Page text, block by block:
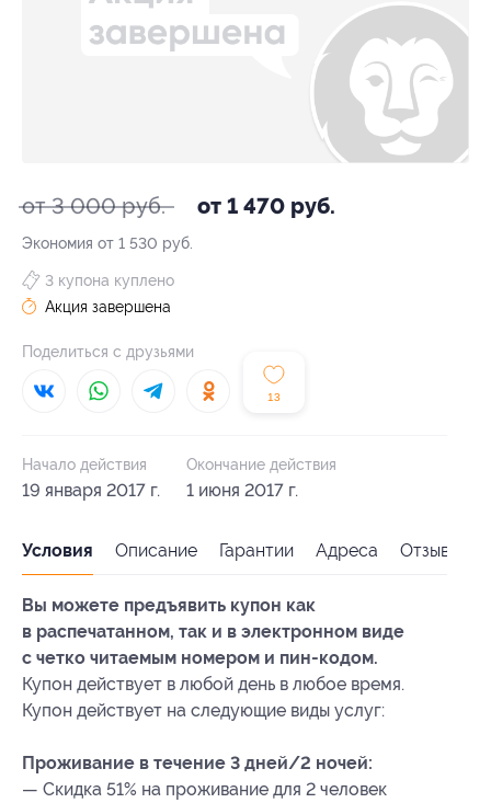
от 3 000 руб. от 1 470 руб.
Экономия от 1 530 руб.
13
3 купона куплено
Акция завершена
Поделиться с друзьями
Начало действия
19 января 2017 г.
Окончание действия
1 июня 2017 г.
Условия Описание Гарантии Адреса Отзывы
Вы можете предъявить купон как
в распечатанном, так и в электронном виде
с четко читаемым номером и пин-кодом.
Купон действует в любой день в любое время.
Купон действует на следующие виды услуг:
Проживание в течение 3 дней/2 ночей:
— Скидка 51% на проживание для 2 человек